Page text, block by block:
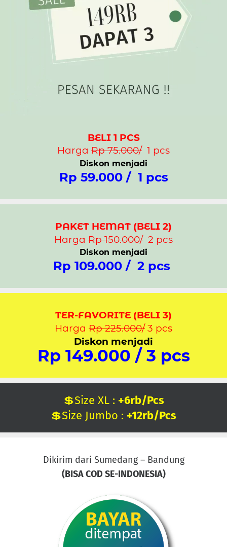
BELI 1 PCS
Harga Rp 75.000/1 pcs
Diskon menjadi
Rp 59.000 / 1 pcs
PAKET HEMAT (BELI 2)
Harga Rp 150.000/2 pcs
Diskon menjadi
Rp 109.000 / 2 pcs
TER-FAVORITE (BELI 3)
Harga Rp 225.000/3 pcs
Diskon menjadi
Rp 149.000 / 3 pcs
💲Size XL : +6rb/Pcs
💲Size Jumbo : +12rb/Pcs
Dikirim dari Sumedang – Bandung
(BISA COD SE-INDONESIA)